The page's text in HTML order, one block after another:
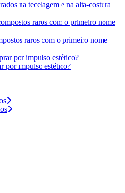
na tecelagem e na alta-costura
raros com o primeiro nome
por impulso estético?